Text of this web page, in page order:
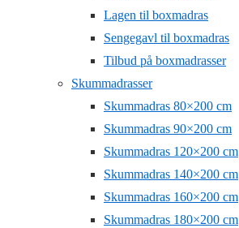
Lagen til boxmadras
Sengegavl til boxmadras
Tilbud på boxmadrasser
Skummadrasser
Skummadras 80×200 cm
Skummadras 90×200 cm
Skummadras 120×200 cm
Skummadras 140×200 cm
Skummadras 160×200 cm
Skummadras 180×200 cm